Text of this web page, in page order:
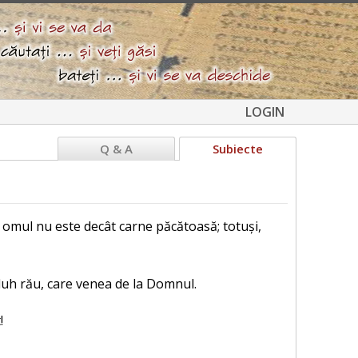
LOGIN
Subiecte
Q & A
nu este decât carne păcătoasă; totuși,
rău, care venea de la Domnul.